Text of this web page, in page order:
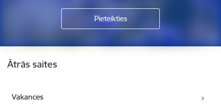
Kājene
Ātrās saites
Vakances